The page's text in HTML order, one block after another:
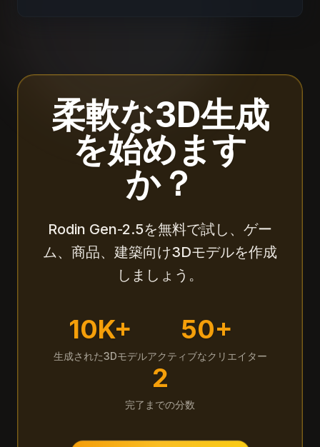
柔軟な3D生成
を始めます
か？
Rodin Gen-2.5を無料で試し、ゲー
ム、商品、建築向け3Dモデルを作成
しましょう。
10K+
生成された3Dモデル
50+
アクティブなクリエイター
2
完了までの分数